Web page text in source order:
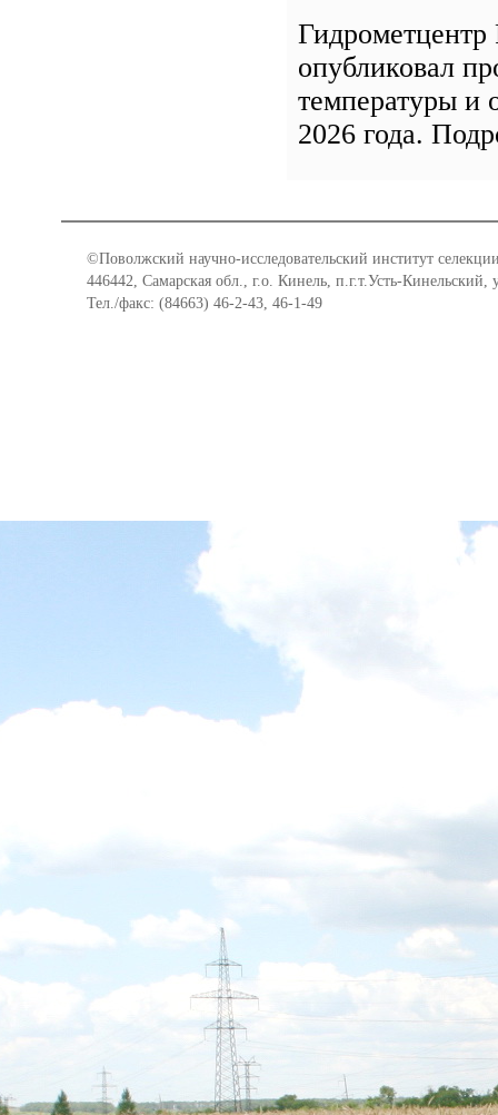
Гидрометцентр
опубликовал
температуры и
2026 года.
©Поволжский научно-исследовательский институт
446442, Самарская обл., г.о. Кинель, п.г.т.Усть-Кинельский,
Тел./факс: (84663) 46-2-43, 46-1-49